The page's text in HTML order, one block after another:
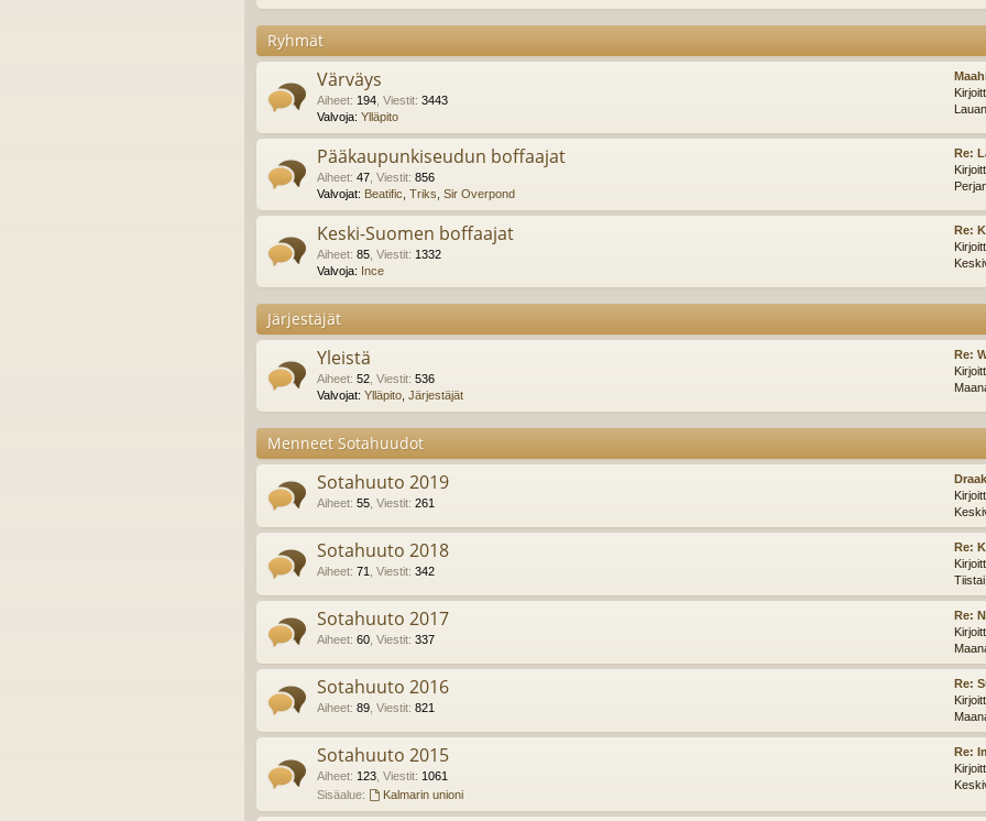
Ryhmät
Värväys
Aiheet: 194 Viestit: 3443
Valvoja: Ylläpito
Pääkaupunkiseudun boffaajat
Aiheet: 47 Viestit: 856
Valvojat: Beatific Triks Sir Overpond
Re:
Keski-Suomen boffaajat
Aiheet: 85 Viestit: 1332
Valvoja: Ince
Re:
Järjestäjät
Yleistä
Aiheet: 52 Viestit: 536
Valvojat: Ylläpito Järjestäjät
Re:
Menneet Sotahuudot
Sotahuuto 2019
Aiheet: 55 Viestit: 261
Sotahuuto 2018
Aiheet: 71 Viestit: 342
Re:
Sotahuuto 2017
Aiheet: 60 Viestit: 337
Re:
Sotahuuto 2016
Aiheet: 89 Viestit: 821
Re:
Sotahuuto 2015
Aiheet: 123 Viestit: 1061
Sisäalue:
Kalmarin unioni
Re: